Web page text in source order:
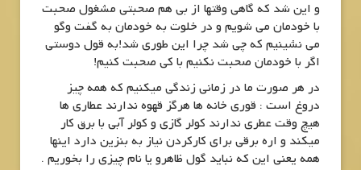
و این شد که گاهی وقتها از بی هم صحبتی مشغول صحبت
با خودمان می شویم و در خلوت به خودمان به گفت وگو
می نشینیم که چی شد چرا این طوری شد!به قول دوستی
اگر با خودمان صحبت نکنیم با کی صحبت کنیم!
در هر صورت ما در زمانی زندگی میکنیم که همه چیز
دروغ است : قوری خانه ها هرگز قهوه ندارند عطاری ها
هیچ وقت عطری ندارند کولر گازی و کولر آبی با برق کار
میکند و اره برقی برای کارکردن نیاز به بنزین دارد اینها
همه یعنی این که نباید گول ظاهرو یا نام چیزی را بخوریم .